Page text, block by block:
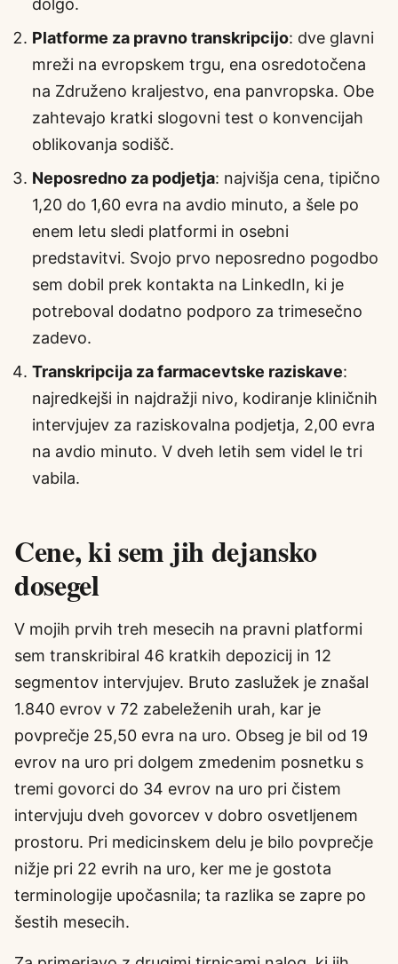
dolgo.
Platforme za pravno transkripcijo: dve glavni
mreži na evropskem trgu, ena osredotočena
na Združeno kraljestvo, ena panvropska. Obe
zahtevajo kratki slogovni test o konvencijah
oblikovanja sodišč.
Neposredno za podjetja: najvišja cena, tipično
1,20 do 1,60 evra na avdio minuto, a šele po
enem letu sledi platformi in osebni
predstavitvi. Svojo prvo neposredno pogodbo
sem dobil prek kontakta na LinkedIn, ki je
potreboval dodatno podporo za trimesečno
zadevo.
Transkripcija za farmacevtske raziskave:
najredkejši in najdražji nivo, kodiranje kliničnih
intervjujev za raziskovalna podjetja, 2,00 evra
na avdio minuto. V dveh letih sem videl le tri
vabila.
Cene, ki sem jih dejansko
dosegel
V mojih prvih treh mesecih na pravni platformi
sem transkribiral 46 kratkih depozicij in 12
segmentov intervjujev. Bruto zaslužek je znašal
1.840 evrov v 72 zabeleženih urah, kar je
povprečje 25,50 evra na uro. Obseg je bil od 19
evrov na uro pri dolgem zmedenim posnetku s
tremi govorci do 34 evrov na uro pri čistem
intervjuju dveh govorcev v dobro osvetljenem
prostoru. Pri medicinskem delu je bilo povprečje
nižje pri 22 evrih na uro, ker me je gostota
terminologije upočasnila; ta razlika se zapre po
šestih mesecih.